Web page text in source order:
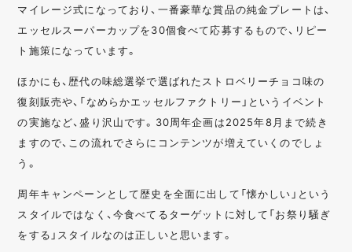
マイレージ式になっており、一番豪華な賞品の純金プレートは、
エッセルスーパーカップを30個食べて応募するもので、リピー
ト施策になっています。
ほかにも、歴代の味総選挙で選ばれたストロベリーチョコ味の
復刻販売や、「なめらかエッセルファクトリー」というイベント
の実施など、盛り沢山です。30周年企画は2025年8月まで続き
ますので、この流れでさらにコンテンツが増えていくのでしょ
う。
周年キャンペーンとして歴史を全面に出して「懐かしい」という
スタイルではなく、今食べてるターゲットに対して「お祭り騒ぎ
をする」スタイルなのは正しいと思います。